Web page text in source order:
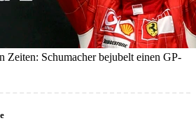
Zeiten: Schumacher bejubelt einen GP-